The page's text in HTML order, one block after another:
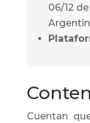
06/12
Cuentan